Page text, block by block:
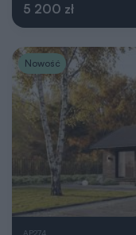
5 200 zł
Nowość
AP274